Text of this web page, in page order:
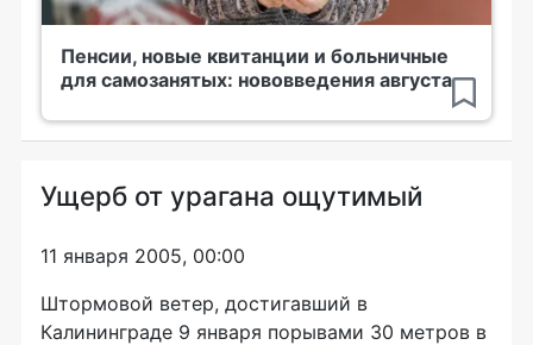
Пенсии, новые квитанции и больничные
для самозанятых: нововведения августа
Ущерб от урагана ощутимый
11 января 2005, 00:00
Штормовой ветер, достигавший в
Калининграде 9 января порывами 30 метров в